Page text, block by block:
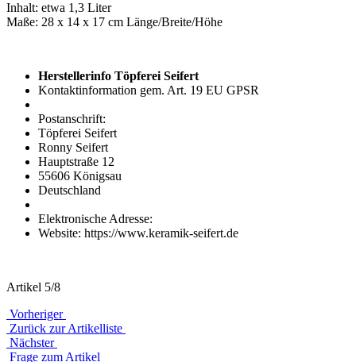
Inhalt: etwa 1,3 Liter
Maße: 28 x 14 x 17 cm Länge/Breite/Höhe
Herstellerinfo Töpferei Seifert
Kontaktinformation gem. Art. 19 EU GPSR
Postanschrift:
Töpferei Seifert
Ronny Seifert
Hauptstraße 12
55606 Königsau
Deutschland
Elektronische Adresse:
Website: https://www.keramik-seifert.de
Artikel 5/8
Vorheriger
Zurück zur Artikelliste
Nächster
Frage zum Artikel